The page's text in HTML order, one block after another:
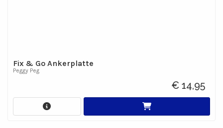
Fix & Go Ankerplatte
Peggy Peg
€ 14,95